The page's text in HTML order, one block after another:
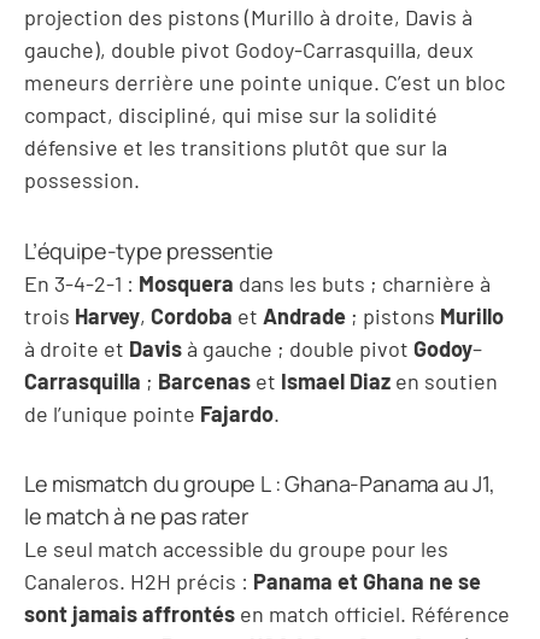
projection des pistons (Murillo à droite, Davis à
gauche), double pivot Godoy-Carrasquilla, deux
meneurs derrière une pointe unique. C’est un bloc
compact, discipliné, qui mise sur la solidité
défensive et les transitions plutôt que sur la
possession.
L’équipe-type pressentie
En 3-4-2-1 : Mosquera dans les buts ; charnière à
trois Harvey, Cordoba et Andrade ; pistons Murillo
à droite et Davis à gauche ; double pivot Godoy–
Carrasquilla ; Barcenas et Ismael Diaz en soutien
de l’unique pointe Fajardo.
Le mismatch du groupe L : Ghana-Panama au J1,
le match à ne pas rater
Le seul match accessible du groupe pour les
Canaleros. H2H précis : Panama et Ghana ne se
sont jamais affrontés en match officiel. Référence